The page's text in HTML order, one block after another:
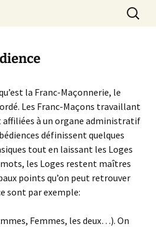
discrète et
la Franc-Maçonnerie, le
Les Franc-Maçons travaillant
affiliées à un organe administratif
définissent quelques
tout en laissant les Loges
mots, les Loges restent maîtres
points qu’on peut retrouver
sont par exemple:
Femmes, les deux…). On